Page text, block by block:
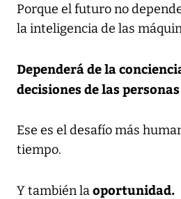
Porque el futuro no
la inteligencia de las
Dependerá de la
decisiones de las
Ese es el desafío más
tiempo.
Y también laoportunidad.